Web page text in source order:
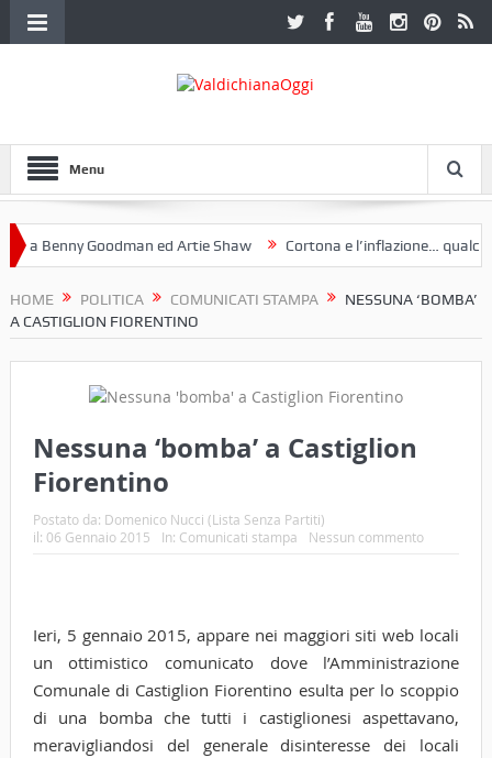
Menu
a Benny Goodman ed Artie Shaw Cortona e l’inflazione… qualche
HOME POLITICA COMUNICATI STAMPA
NESSUNA ‘BOMBA’
A CASTIGLION FIORENTINO
Nessuna ‘bomba’ a Castiglion
Fiorentino
Postato da: Domenico Nucci (Lista Senza Partiti)
il: 06 Gennaio 2015 In: Comunicati stampa Nessun commento
Ieri, 5 gennaio 2015, appare nei maggiori siti web locali
un ottimistico comunicato dove l’Amministrazione
Comunale di Castiglion Fiorentino esulta per lo scoppio
di una bomba che tutti i castiglionesi aspettavano,
meravigliandosi del generale disinteresse dei locali